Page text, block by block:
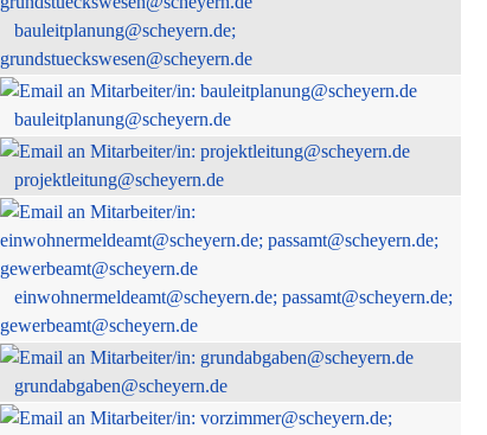
bauleitplanung@scheyern.de;
grundstueckswesen@scheyern.de
bauleitplanung@scheyern.de
projektleitung@scheyern.de
einwohnermeldeamt@scheyern.de; passamt@scheyern.de;
gewerbeamt@scheyern.de
grundabgaben@scheyern.de